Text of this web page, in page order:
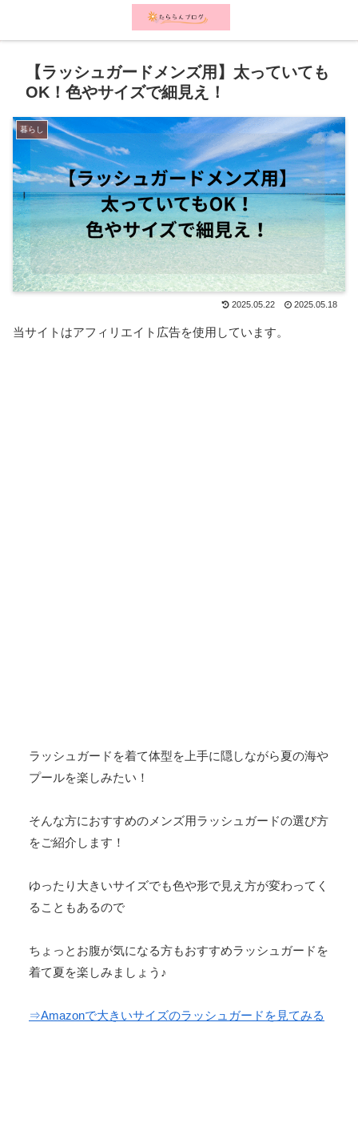
【ラッシュガードメンズ用】太っていても
OK！色やサイズで細見え！
暮らし
2025.05.22 2025.05.18
当サイトはアフィリエイト広告を使用しています。
ラッシュガードを着て体型を上手に隠しながら夏の海や
プールを楽しみたい！
そんな方におすすめのメンズ用ラッシュガードの選び方
をご紹介します！
ゆったり大きいサイズでも色や形で見え方が変わってく
ることもあるので
ちょっとお腹が気になる方もおすすめラッシュガードを
着て夏を楽しみましょう♪
⇒Amazonで大きいサイズのラッシュガードを見てみる